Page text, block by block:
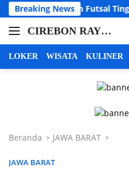
Langsung
ke
konten
Breaking News
Futsal Tingkat SD, Cetak
CIREBON RAYA |
INFO CIREBON
CIREBON RAYA |
KUNINGAN
cirebon
info
cirebon
majalengka
LOKER WISATA KULINER
Beranda JAWA BARAT
JAWA BARAT